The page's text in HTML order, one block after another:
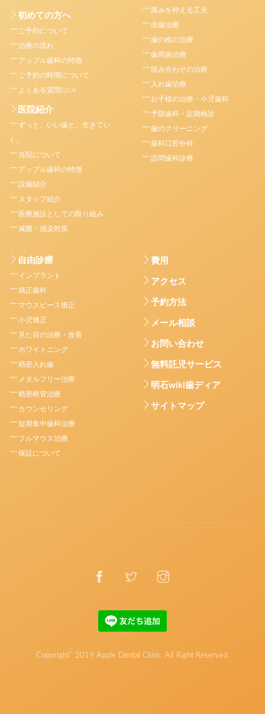
初めての方へ
ご予約について
治療の流れ
アップル歯科の特徴
ご予約の時間について
よくある質問Q&A
医院紹介
ずっと、いい歯と、生きてい
く。
当院について
アップル歯科の特徴
設備紹介
スタッフ紹介
医療施設としての取り組み
滅菌・感染対策
痛みを抑える工夫
虫歯治療
歯の根の治療
歯周病治療
咬み合わせの治療
入れ歯治療
お子様の治療・小児歯科
予防歯科・定期検診
歯のクリーニング
歯科口腔外科
訪問歯科診療
自由診療
インプラント
矯正歯科
マウスピース矯正
小児矯正
見た目の治療・改善
ホワイトニング
精密入れ歯
メタルフリー治療
精密根管治療
カウンセリング
短期集中歯科治療
フルマウス治療
保証について
費用
アクセス
予約方法
メール相談
お問い合わせ
無料託児サービス
明石wiki歯ディア
サイトマップ
Copyright
©
2019 Apple Dental Clinic. All Right Reserved.